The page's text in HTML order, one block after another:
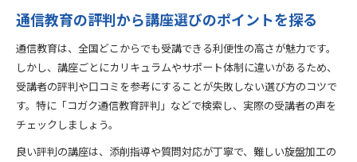
通信教育の評判から講座選びのポイントを探る
通信教育は、全国どこからでも受講できる利便性の高さが魅力です。
しかし、講座ごとにカリキュラムやサポート体制に違いがあるため、
受講者の評判や口コミを参考にすることが失敗しない選び方のコツで
す。特に「コガク通信教育評判」などで検索し、実際の受講者の声を
チェックしましょう。
良い評判の講座は、添削指導や質問対応が丁寧で、難しい旋盤加工の